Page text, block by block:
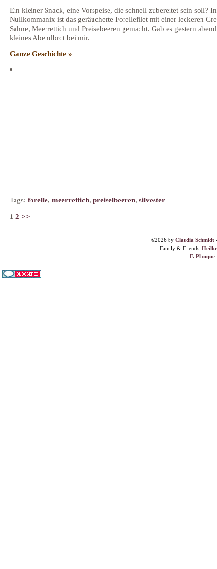
Ein kleiner Snack, eine Vorspeise, die schnell zubereitet sein soll? In
Nullkommanix ist das geräucherte Forellefilet mit einer leckeren
Sahne, Meerrettich und Preisebeeren gemacht. Gab es gestern
kleines Abendbrot bei mir.
Ganze Geschichte »
Tags: forelle, meerrettich, preiselbeeren, silvester
1 2 >>
©2026 by Claudia Schmidt
Family & Friends:
F. Planque